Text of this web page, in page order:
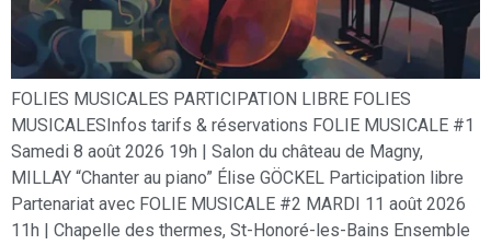
FOLIES MUSICALES PARTICIPATION LIBRE FOLIES
MUSICALESInfos tarifs & réservations FOLIE MUSICALE #1
Samedi 8 août 2026 19h | Salon du château de Magny,
MILLAY “Chanter au piano” Élise GÖCKEL Participation libre
Partenariat avec FOLIE MUSICALE #2 MARDI 11 août 2026
11h | Chapelle des thermes, St-Honoré-les-Bains Ensemble